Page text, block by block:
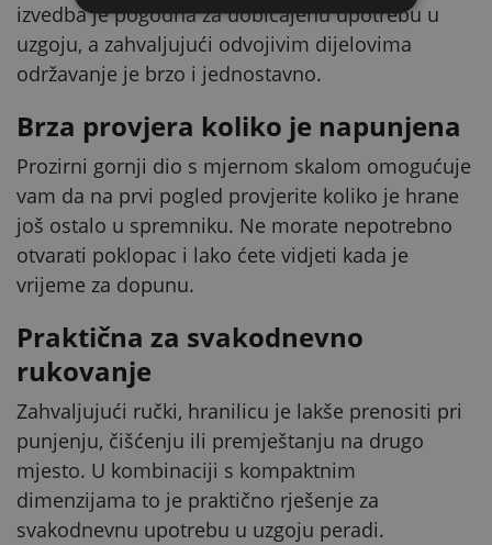
izvedba je pogodna za uobičajenu upotrebu u
uzgoju, a zahvaljujući odvojivim dijelovima
održavanje je brzo i jednostavno.
Brza provjera koliko je napunjena
Prozirni gornji dio s mjernom skalom omogućuje
vam da na prvi pogled provjerite koliko je hrane
još ostalo u spremniku. Ne morate nepotrebno
otvarati poklopac i lako ćete vidjeti kada je
vrijeme za dopunu.
Praktična za svakodnevno
rukovanje
Zahvaljujući ručki, hranilicu je lakše prenositi pri
punjenju, čišćenju ili premještanju na drugo
mjesto. U kombinaciji s kompaktnim
dimenzijama to je praktično rješenje za
svakodnevnu upotrebu u uzgoju peradi.